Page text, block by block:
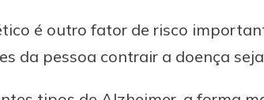
é outro fator de risco
da pessoa contrair a doença